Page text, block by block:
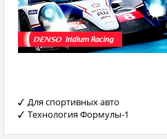
Для спортивных авто
Технология Формулы-1